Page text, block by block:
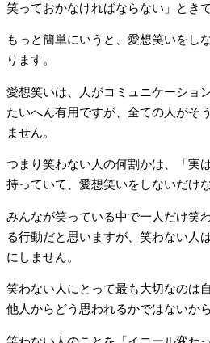
笑っておかなければならない」ときで
もっと簡単にいうと、愛想笑いをし
ります。
愛想笑いは、人がコミュニケーショ
たいへん有用ですが、全ての人がそ
ません。
つまり笑わない人の何割かは、「実
持っていて、愛想笑いをしないだけ
みんなが笑っている中で一人だけ笑
る行動だと思いますが、笑わない人
にしません。
笑わない人にとって最も大切なのは
他人からどう思われるかではないから